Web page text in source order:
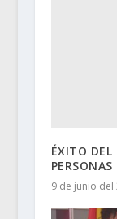
ÉXITO
PERSONAS
9 de junio del